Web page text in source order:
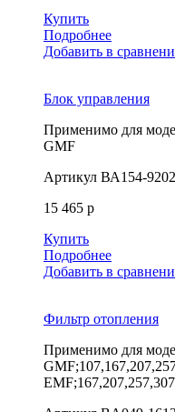
Купить
Подробнее
Добавить в
Блок управления
Применимо для
GMF
Артикул ВА154-9202
15 465 р
Купить
Подробнее
Добавить в
Фильтр отопления
Применимо для